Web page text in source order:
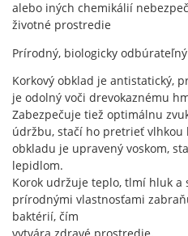
alebo iných chemikálií
životné prostredie
Prírodný, biologicky
Korkový obklad je antistatický,
je odolný voči drevokaznému
Zabezpečuje tiež optimálnu
údržbu, stačí ho pretrieť vlhkou
obkladu je upravený voskom,
lepidlom.
Korok udržuje teplo, tlmí hluk a
prírodnými vlastnosťami
baktérií, čím